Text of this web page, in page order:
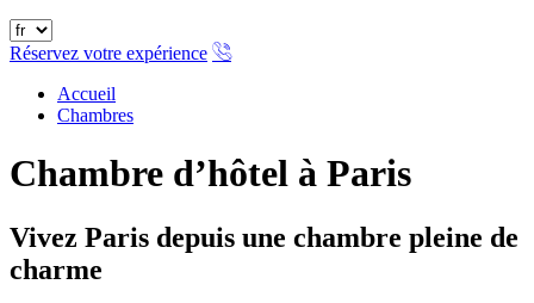
Réservez votre expérience
Accueil
Chambres
Chambre d’hôtel à Paris
Vivez Paris depuis une chambre pleine de
charme